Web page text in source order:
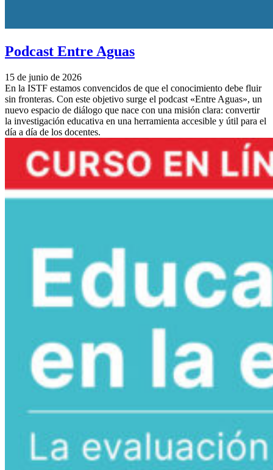
Podcast Entre Aguas
15 de junio de 2026
En la ISTF estamos convencidos de que el conocimiento debe fluir
sin fronteras. Con este objetivo surge el podcast «Entre Aguas», un
nuevo espacio de diálogo que nace con una misión clara: convertir
la investigación educativa en una herramienta accesible y útil para el
día a día de los docentes.